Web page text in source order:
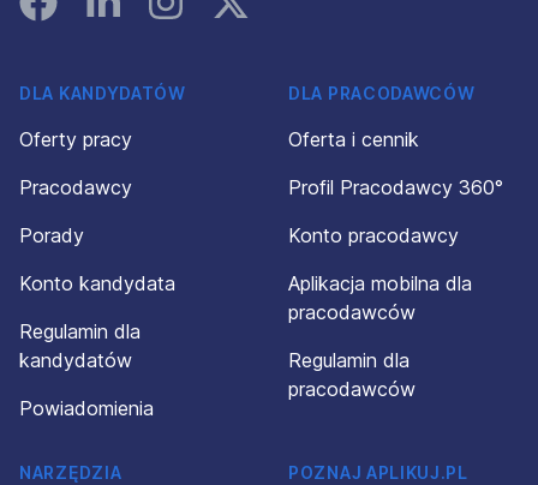
DLA KANDYDATÓW
Oferty pracy
Pracodawcy
Porady
Konto kandydata
Regulamin dla
kandydatów
Powiadomienia
DLA PRACODAWCÓW
Oferta i cennik
Profil Pracodawcy 360°
Konto pracodawcy
Aplikacja mobilna dla
pracodawców
Regulamin dla
pracodawców
NARZĘDZIA
POZNAJ APLIKUJ.PL